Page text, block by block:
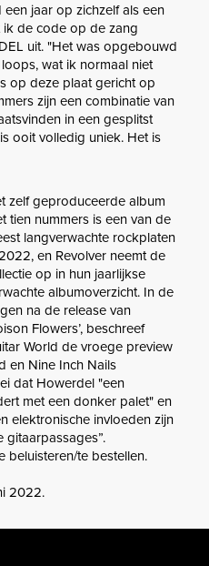
jaar op zichzelf als een
de code op de zang
uit. "Het was opgebouwd
wat ik normaal niet
op deze plaat gericht op
zijn een combinatie van
in een gesplitst
ooit volledig uniek. Het is
zelf geproduceerde album
tien nummers is een van de
langverwachte rockplaten
en Revolver neemt de
op in hun jaarlijkse
albumoverzicht. In de
na de release van
Flowers’, beschreef
World de vroege preview
en Nine Inch Nails
dat Howerdel "een
met een donker palet" en
elektronische invloeden zijn
gitaarpassages”.
beluisteren/te bestellen.
2022.